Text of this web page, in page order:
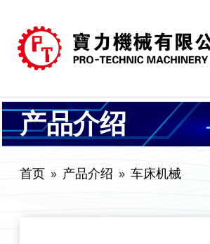
产品介绍
首页 产品介绍 车床机械